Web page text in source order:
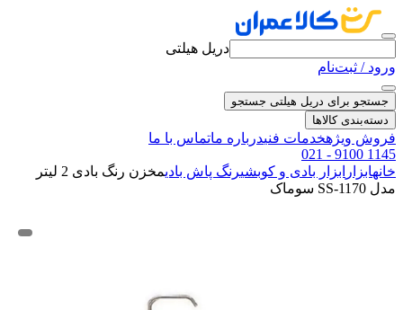
دریل هیلتی
ورود / ثبت‌نام
جستجو برای دریل هیلتی جستجو
دسته‌بندی کالاها
فروش ویژهخدمات فنیدرباره ماتماس با ما
021 - 9100 1145
خانهابزار ابزار بادی و کوبشیرنگ پاش بادی
مخزن رنگ بادی 2 لیتر
مدل SS-1170 سوماک